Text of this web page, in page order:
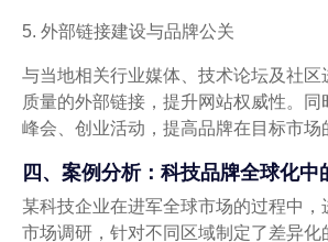
5. 外部链接建设与品牌公关
与当地相关行业媒体、技术论坛及社区
质量的外部链接，提升网站权威性。
峰会、创业活动，提高品牌在目标市场
四、案例分析：科技品牌全球化中
某科技企业在进军全球市场的过程中，
市场调研，针对不同区域制定了差异化